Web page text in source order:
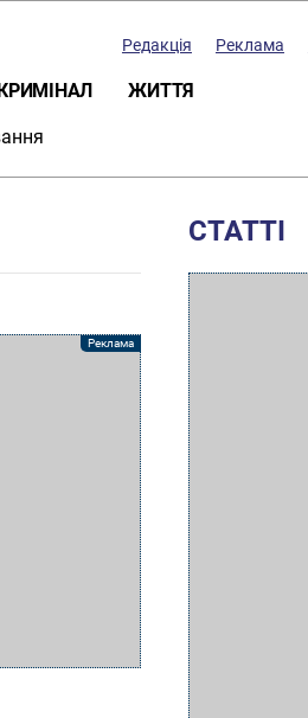
Редакція Реклама
ЖИТТЯ
СТАТТІ